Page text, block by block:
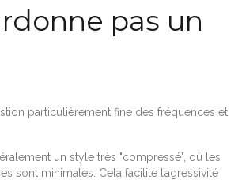
pas un
particulièrement fine des fréquences et
un style très "compressé", où les
sont minimales. Cela facilite l’agressivité